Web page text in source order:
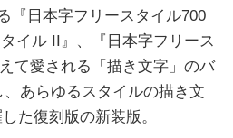
『日本字フリースタイル700
イル II』、『日本字フリース
て愛される「描き文字」のバ
あらゆるスタイルの描き文
た復刻版の新装版。